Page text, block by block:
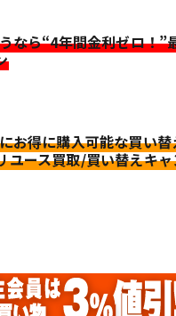
なら“4年間金利ゼロ！”
お得に購入可能な買い
ユース買取/買い替えキ